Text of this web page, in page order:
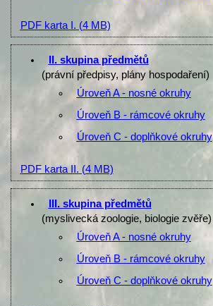
PDF karta I. (4 MB)
II. skupina předmětů
(právní předpisy, plány hospodaření)
Úroveň A - nosné okruhy
Úroveň B - rámcové okruhy
Úroveň C - doplňkové okruhy
PDF karta II. (4 MB)
III. skupina předmětů
(myslivecká zoologie, biologie zvěře)
Úroveň A - nosné okruhy
Úroveň B - rámcové okruhy
Úroveň C - doplňkové okruhy